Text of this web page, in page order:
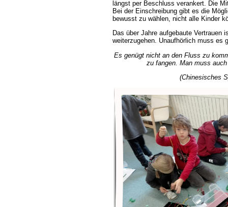
längst per Beschluss verankert. Die
Bei der Einschreibung gibt es die
bewusst zu wählen, nicht alle Kinder
Das über Jahre aufgebaute Vertrauen
weiterzugehen. Unaufhörlich muss es
Es genügt nicht an den Fluss zu
zu fangen. Man muss
(Chinesisches